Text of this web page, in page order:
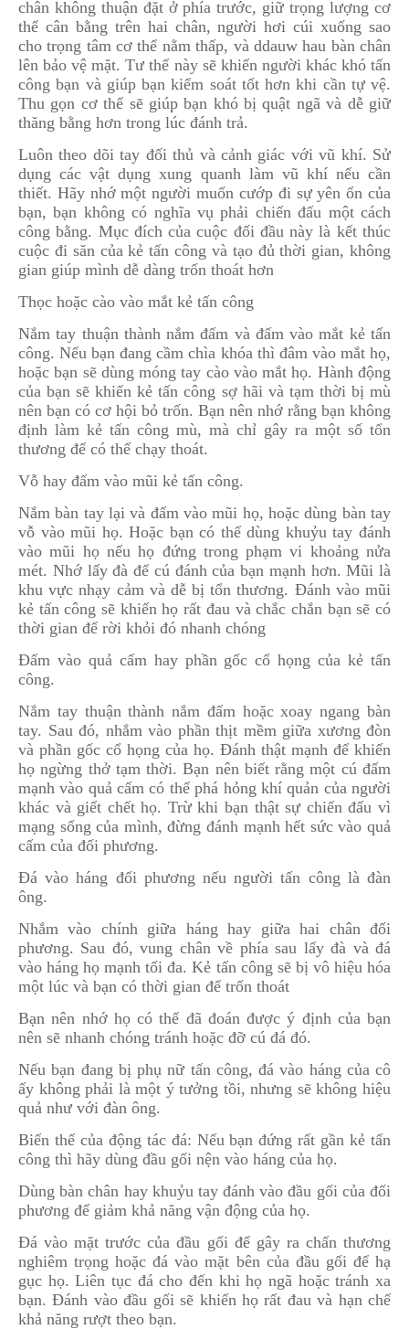
chân không thuận đặt ở phía trước, giữ trọng lượng cơ
thể cân bằng trên hai chân, người hơi cúi xuống sao
cho trọng tâm cơ thể nằm thấp, và ddauw hau bàn chân
lên bảo vệ mặt. Tư thế này sẽ khiến người khác khó tấn
công bạn và giúp bạn kiểm soát tốt hơn khi cần tự vệ.
Thu gọn cơ thể sẽ giúp bạn khó bị quật ngã và dễ giữ
thăng bằng hơn trong lúc đánh trả.
Luôn theo dõi tay đối thủ và cảnh giác với vũ khí. Sử
dụng các vật dụng xung quanh làm vũ khí nếu cần
thiết. Hãy nhớ một người muốn cướp đi sự yên ổn của
bạn, bạn không có nghĩa vụ phải chiến đấu một cách
công bằng. Mục đích của cuộc đối đầu này là kết thúc
cuộc đi săn của kẻ tấn công và tạo đủ thời gian, không
gian giúp mình dễ dàng trốn thoát hơn
Thọc hoặc cào vào mắt kẻ tấn công
Nắm tay thuận thành nắm đấm và đấm vào mắt kẻ tấn
công. Nếu bạn đang cầm chìa khóa thì đâm vào mắt họ,
hoặc bạn sẽ dùng móng tay cào vào mắt họ. Hành động
của bạn sẽ khiến kẻ tấn công sợ hãi và tạm thời bị mù
nên bạn có cơ hội bỏ trốn. Bạn nên nhớ rằng bạn không
định làm kẻ tấn công mù, mà chỉ gây ra một số tổn
thương để có thể chạy thoát.
Vỗ hay đấm vào mũi kẻ tấn công.
Nắm bàn tay lại và đấm vào mũi họ, hoặc dùng bàn tay
vỗ vào mũi họ. Hoặc bạn có thể dùng khuỷu tay đánh
vào mũi họ nếu họ đứng trong phạm vi khoảng nửa
mét. Nhớ lấy đà để cú đánh của bạn mạnh hơn. Mũi là
khu vực nhạy cảm và dễ bị tổn thương. Đánh vào mũi
kẻ tấn công sẽ khiến họ rất đau và chắc chắn bạn sẽ có
thời gian để rời khỏi đó nhanh chóng
Đấm vào quả cấm hay phần gốc cổ họng của kẻ tấn
công.
Nắm tay thuận thành nắm đấm hoặc xoay ngang bàn
tay. Sau đó, nhắm vào phần thịt mềm giữa xương đòn
và phần gốc cổ họng của họ. Đánh thật mạnh để khiến
họ ngừng thở tạm thời. Bạn nên biết rằng một cú đấm
mạnh vào quả cấm có thể phá hỏng khí quản của người
khác và giết chết họ. Trừ khi bạn thật sự chiến đấu vì
mạng sống của mình, đừng đánh mạnh hết sức vào quả
cấm của đối phương.
Đá vào háng đối phương nếu người tấn công là đàn
ông.
Nhắm vào chính giữa háng hay giữa hai chân đối
phương. Sau đó, vung chân về phía sau lấy đà và đá
vào háng họ mạnh tối đa. Kẻ tấn công sẽ bị vô hiệu hóa
một lúc và bạn có thời gian để trốn thoát
Bạn nên nhớ họ có thể đã đoán được ý định của bạn
nên sẽ nhanh chóng tránh hoặc đỡ cú đá đó.
Nếu bạn đang bị phụ nữ tấn công, đá vào háng của cô
ấy không phải là một ý tưởng tồi, nhưng sẽ không hiệu
quả như với đàn ông.
Biến thể của động tác đá: Nếu bạn đứng rất gần kẻ tấn
công thì hãy dùng đầu gối nện vào háng của họ.
Dùng bàn chân hay khuỷu tay đánh vào đầu gối của đối
phương để giảm khả năng vận động của họ.
Đá vào mặt trước của đầu gối để gây ra chấn thương
nghiêm trọng hoặc đá vào mặt bên của đầu gối để hạ
gục họ. Liên tục đá cho đến khi họ ngã hoặc tránh xa
bạn. Đánh vào đầu gối sẽ khiến họ rất đau và hạn chế
khả năng rượt theo bạn.